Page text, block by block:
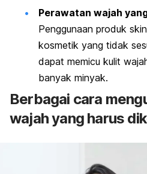
Perawatan wajah
Penggunaan produk
kosmetik yang tidak
dapat memicu kulit
banyak minyak.
Berbagai cara
wajah yang harus